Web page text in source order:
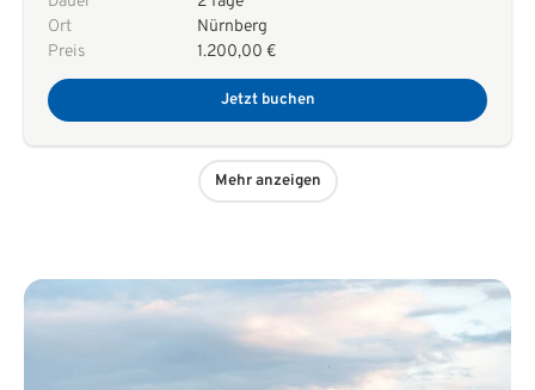
Ort
Nürnberg
Preis
1.200,00 €
Jetzt buchen
Mehr anzeigen